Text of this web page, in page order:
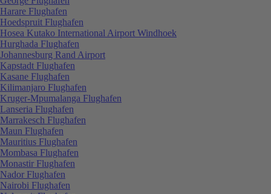
Harare Flughafen
Hoedspruit Flughafen
Hosea Kutako International Airport Windhoek
Hurghada Flughafen
Johannesburg Rand Airport
Kapstadt Flughafen
Kasane Flughafen
Kilimanjaro Flughafen
Kruger-Mpumalanga Flughafen
Lanseria Flughafen
Marrakesch Flughafen
Maun Flughafen
Mauritius Flughafen
Mombasa Flughafen
Monastir Flughafen
Nador Flughafen
Nairobi Flughafen